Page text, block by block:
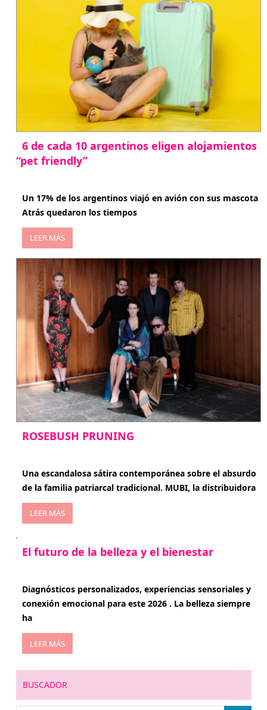
6 de cada 10 argentinos eligen alojamientos
“pet friendly”
Un 17% de los argentinos viajó en avión con sus mascota
Atrás quedaron los tiempos
LEER MÁS
ROSEBUSH PRUNING
Una escandalosa sátira contemporánea sobre el absurdo
de la familia patriarcal tradicional. MUBI, la distribuidora
LEER MÁS
El futuro de la belleza y el bienestar
Diagnósticos personalizados, experiencias sensoriales y
conexión emocional para este 2026 . La belleza siempre
ha
LEER MÁS
BUSCADOR